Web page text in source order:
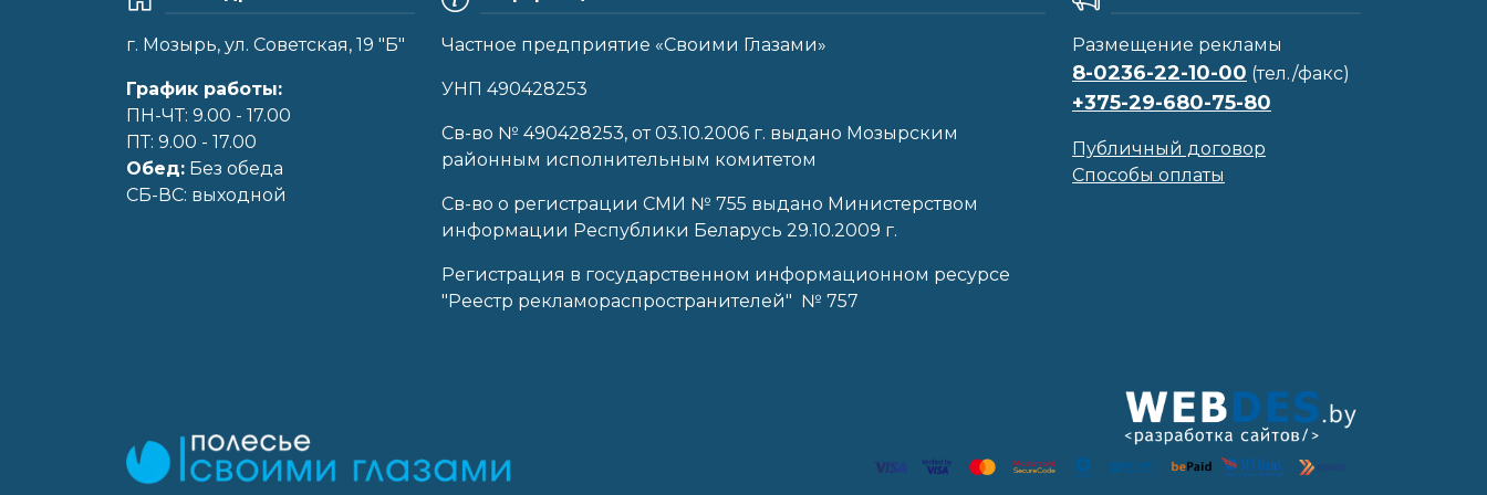
г. Мозырь, ул. Советская, 19 "Б"
График работы:
ПН-ЧТ: 9.00 - 17.00
ПТ: 9.00 - 17.00
Обед: Без обеда
CБ-ВС: выходной
Частное предприятие «Своими Глазами»
УНП 490428253
Cв-во № 490428253, от 03.10.2006 г. выдано Мозырским
районным исполнительным комитетом
Св-во о регистрации СМИ № 755 выдано Министерством
информации Республики Беларусь 29.10.2009 г.
Регистрация в государственном информационном ресурсе
"Реестр рекламораспространителей" № 757
Размещение рекламы
8-0236-22-10-00 (тел./факс)
+375-29-680-75-80
Публичный договор
Способы оплаты